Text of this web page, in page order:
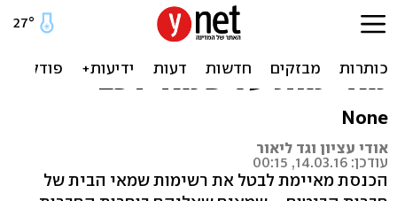
איגוד המוסכים בוועדת
הכלכלה: חברות ביטוח
מאיימות על שמאי רכב
None
אודי עציון וגד ליאור
עודכן: 14.03.16, 00:15
הכנסת מאיימת לבטל את רשימות שמאי הבית של